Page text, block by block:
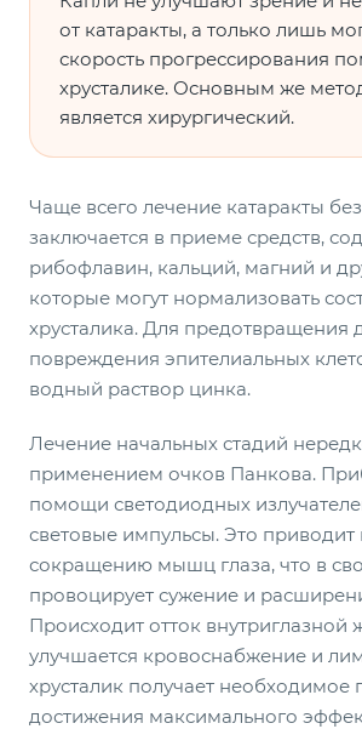
от катаракты, а только лишь
скорость прогрессирования
хрусталике. Основным же
является хирургический.
Чаще всего лечение катаракты
заключается в приеме средств,
рибофлавин, кальций, магний и
которые могут нормализовать
хрусталика. Для предотвращения
повреждения эпителиальных
водный раствор цинка.
Лечение начальных стадий
применением очков Панкова.
помощи светодиодных
световые импульсы. Это приводит
сокращению мышц глаза, что в
провоцирует сужение и
Происходит отток внутриглазной
улучшается кровоснабжение и
хрусталик получает необходимое
достижения максимального